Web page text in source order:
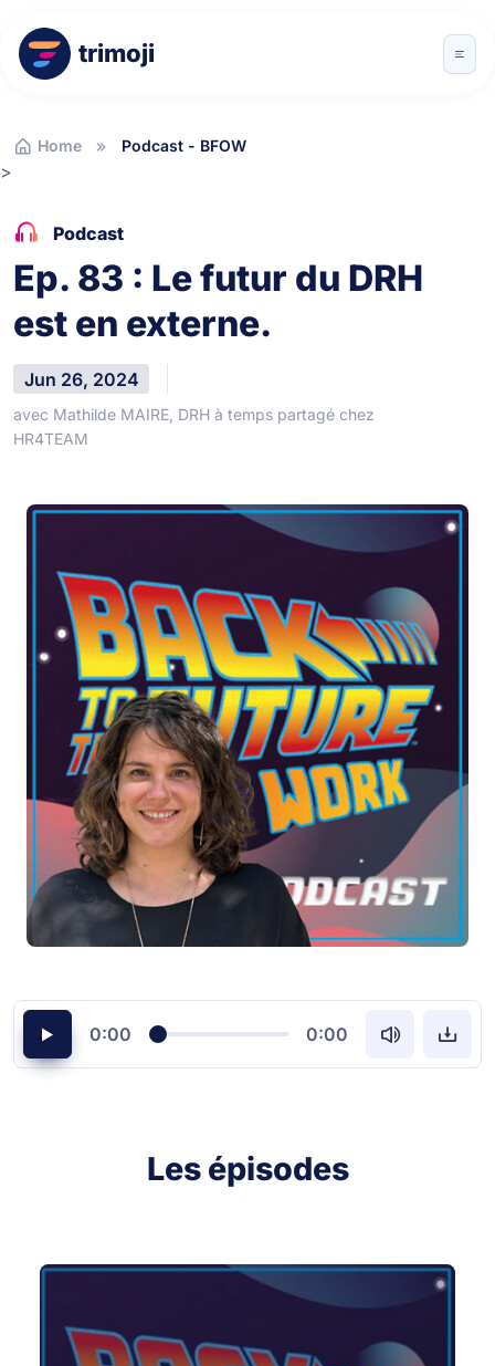
trimoji
Home Podcast - BFOW
>
Podcast
Ep. 83 : Le futur du DRH
est en externe.
Jun 26, 2024
avec Mathilde MAIRE, DRH à temps partagé chez
HR4TEAM
0:00 0:00
Les épisodes